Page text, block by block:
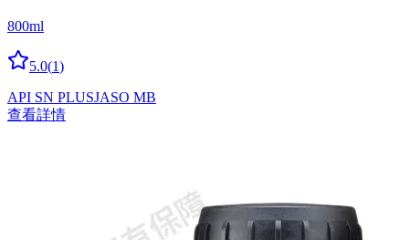
800ml
5.0(1)
API SN PLUSJASO MB
查看詳情